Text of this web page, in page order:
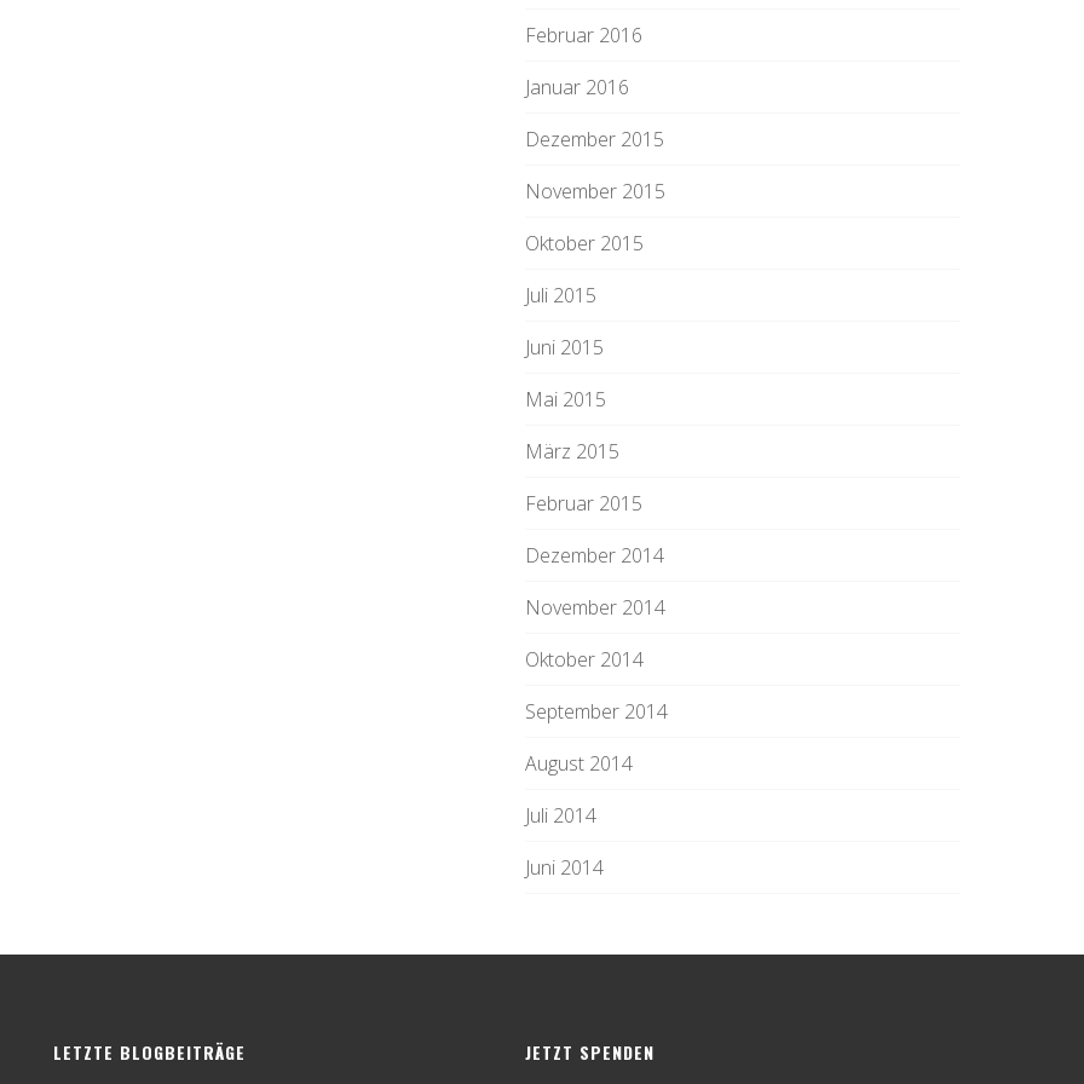
Februar 2016
Januar 2016
Dezember 2015
November 2015
Oktober 2015
Juli 2015
Juni 2015
Mai 2015
März 2015
Februar 2015
Dezember 2014
November 2014
Oktober 2014
September 2014
August 2014
Juli 2014
Juni 2014
LETZTE BLOGBEITRÄGE JETZT SPENDEN